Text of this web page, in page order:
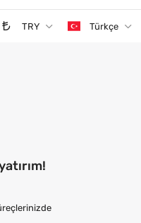
TRY Türkçe